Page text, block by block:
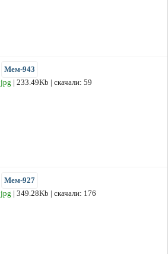
Мем-943
jpg | 233.49Kb | скачали: 59
Мем-927
jpg | 349.28Kb | скачали: 176